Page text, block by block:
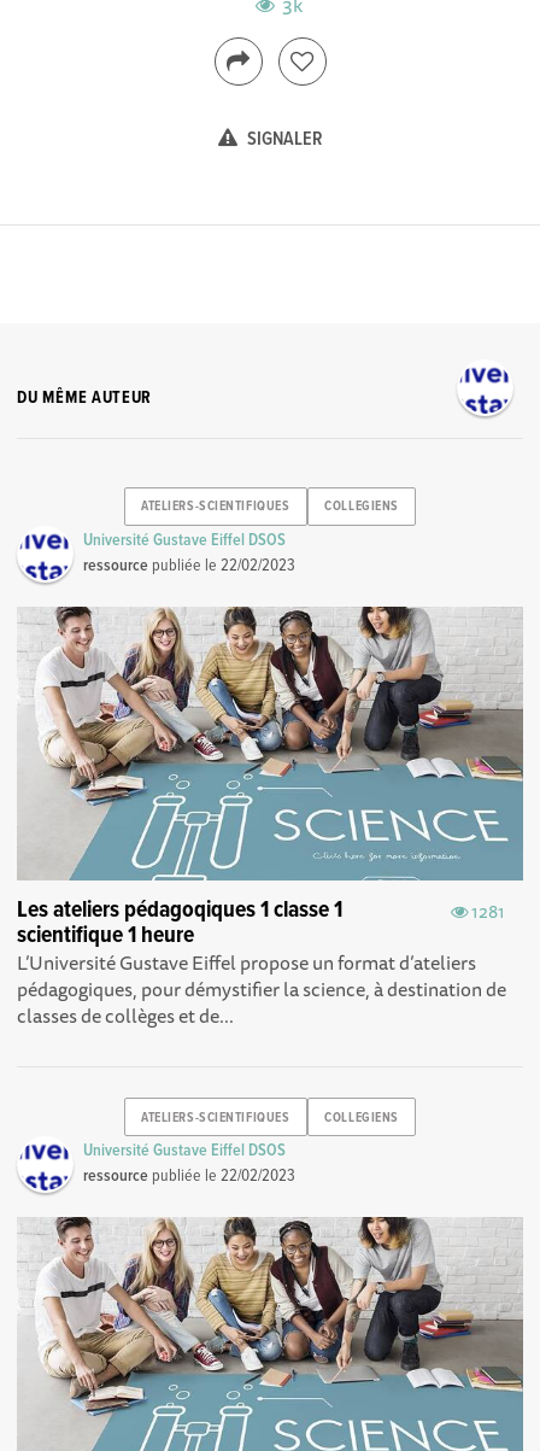
SIGNALER
DU MÊME AUTEUR
ATELIERS-SCIENTIFIQUES COLLEGIENS
Université Gustave Eiffel DSOS
ressource publiée le22/02/2023
1281
Les ateliers pédagoqiques 1 classe 1
scientifique 1 heure
L’Université Gustave Eiffel propose un format d’ateliers
pédagogiques, pour démystifier la science, à destination de
classes de collèges et de...
ATELIERS-SCIENTIFIQUES COLLEGIENS
Université Gustave Eiffel DSOS
ressource publiée le22/02/2023